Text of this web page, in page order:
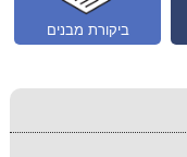
ביקורת מבנים